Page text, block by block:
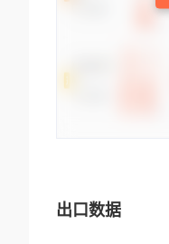
出口数据